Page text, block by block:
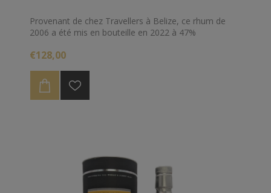
Provenant de chez Travellers à Belize, ce rhum de
2006 a été mis en bouteille en 2022 à 47%
€128,00